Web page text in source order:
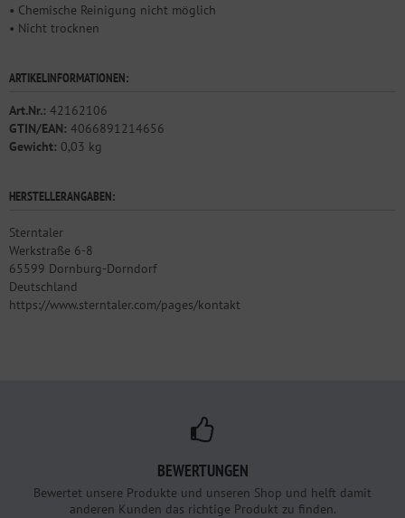
• Chemische Reinigung nicht möglich
• Nicht trocknen
ARTIKELINFORMATIONEN:
Art.Nr.: 42162106
GTIN/EAN: 4066891214656
Gewicht: 0,03 kg
HERSTELLERANGABEN:
Sterntaler
Werkstraße 6-8
65599 Dornburg-Dorndorf
Deutschland
https://www.sterntaler.com/pages/kontakt
BEWERTUNGEN
Bewertet unsere Produkte und unseren Shop und helft damit
anderen Kunden das richtige Produkt zu finden.